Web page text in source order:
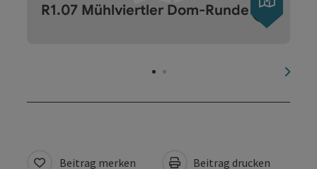
R1.07 Mühlviertler Dom-Runde
Beitrag merken Beitrag drucken